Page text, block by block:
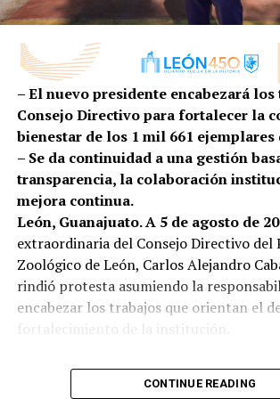
preparada para conquistar nuevos
el centro de las decisiones; es por
transformamos la atención de la
una tarea social a una política
comentó.
Por su parte, la secretaria ejecutiva de
Alina Hernández, subrayó que
adecuados para la lactancia es una
compartida entre gobierno, iniciativa
instituciones y sociedad.
“La lactancia materna no es una
que deba recaer únicamente en las
personas lactantes; es una tarea que
compromiso de toda la sociedad. Es
de amor, de protección y de cuidado
– El nuevo presidente encabezará
Consejo Directivo para fortalecer la
bienestar de los 1 mil 661 ejemplares
– Se da continuidad a una gestión
transparencia, la colaboración
mejora continua.
León, Guanajuato. A 5 de agosto de
extraordinaria del Consejo Directivo del
Zoológico de León, Carlos Alejandro
rindió protesta asumiendo la
encabezar los trabajos que orientan el
fortalecimiento de la institución.
Con esta designación, el Consejo
compromiso de dar continuidad al
CONTINUE READING